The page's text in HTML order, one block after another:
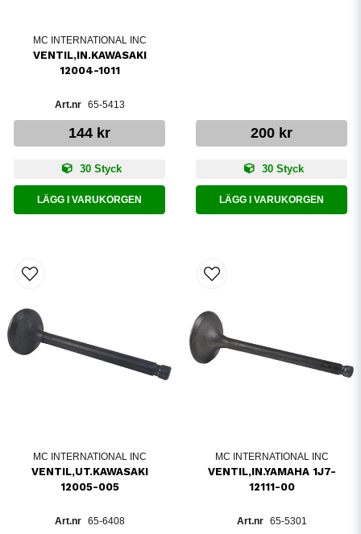
MC INTERNATIONAL INC
VENTIL,IN.KAWASAKI
12004-1011
65-5413
144 kr
30 Styck
LÄGG I VARUKORGEN
200 kr
30 Styck
LÄGG I VARUKORGEN
MC INTERNATIONAL INC
VENTIL,UT.KAWASAKI
12005-005
65-6408
MC INTERNATIONAL INC
VENTIL,IN.YAMAHA 1J7-
12111-00
65-5301